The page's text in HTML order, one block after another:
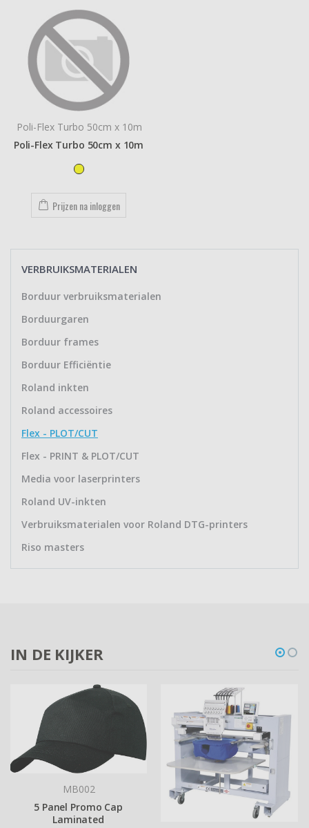
Poli-Flex Turbo 50cm x 10m
Poli-Flex Turbo 50cm x 10m
Prijzen na inloggen
VERBRUIKSMATERIALEN
Borduur verbruiksmaterialen
Borduurgaren
Borduur frames
Borduur Efficiëntie
Roland inkten
Roland accessoires
Flex - PLOT/CUT
Flex - PRINT & PLOT/CUT
Media voor laserprinters
Roland UV-inkten
Verbruiksmaterialen voor Roland DTG-printers
Riso masters
IN DE KIJKER
MB002
5 Panel Promo Cap
Laminated